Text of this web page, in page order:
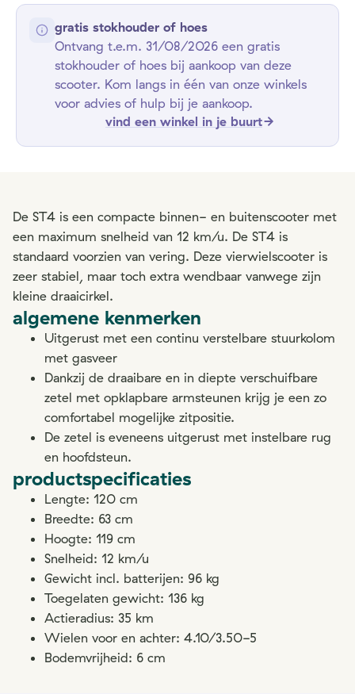
gratis stokhouder of hoes
Ontvang t.e.m. 31/08/2026 een gratis
stokhouder of hoes bij aankoop van deze
scooter. Kom langs in één van onze winkels
voor advies of hulp bij je aankoop.
vind een winkel in je buurt
De ST4 is een compacte binnen- en buitenscooter met
een maximum snelheid van 12 km/u. De ST4 is
standaard voorzien van vering. Deze vierwielscooter is
zeer stabiel, maar toch extra wendbaar vanwege zijn
kleine draaicirkel.
algemene kenmerken
Uitgerust met een continu verstelbare stuurkolom
met gasveer
Dankzij de draaibare en in diepte verschuifbare
zetel met opklapbare armsteunen krijg je een zo
comfortabel mogelijke zitpositie.
De zetel is eveneens uitgerust met instelbare rug
en hoofdsteun.
productspecificaties
Lengte: 120 cm
Breedte: 63 cm
Hoogte: 119 cm
Snelheid: 12 km/u
Gewicht incl. batterijen: 96 kg
Toegelaten gewicht: 136 kg
Actieradius: 35 km
Wielen voor en achter: 4.10/3.50-5
Bodemvrijheid: 6 cm